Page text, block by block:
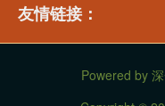
友情链接：
Powered by